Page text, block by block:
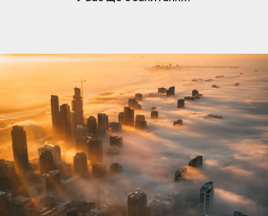
нерухомості. Коли вам подобається оголошення,
Щоб відповісти та зв’язатися з потенційними
покупцями чи орендарями, переконайтеся, що
ваша підписка активна.